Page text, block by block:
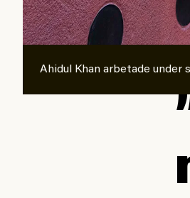
Ahidul Khan arbetade under